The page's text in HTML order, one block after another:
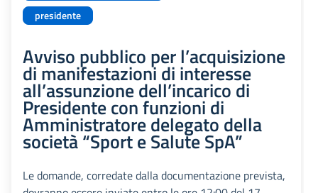
presidente
Avviso pubblico per l’acquisizione
di manifestazioni di interesse
all’assunzione dell’incarico di
Presidente con funzioni di
Amministratore delegato della
società “Sport e Salute SpA”
Le domande, corredate dalla documentazione prevista,